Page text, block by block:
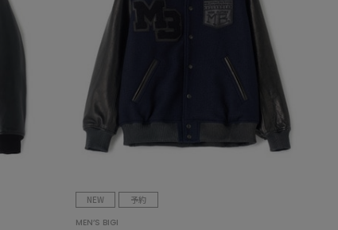
NEW
予約
MEN’S BIGI